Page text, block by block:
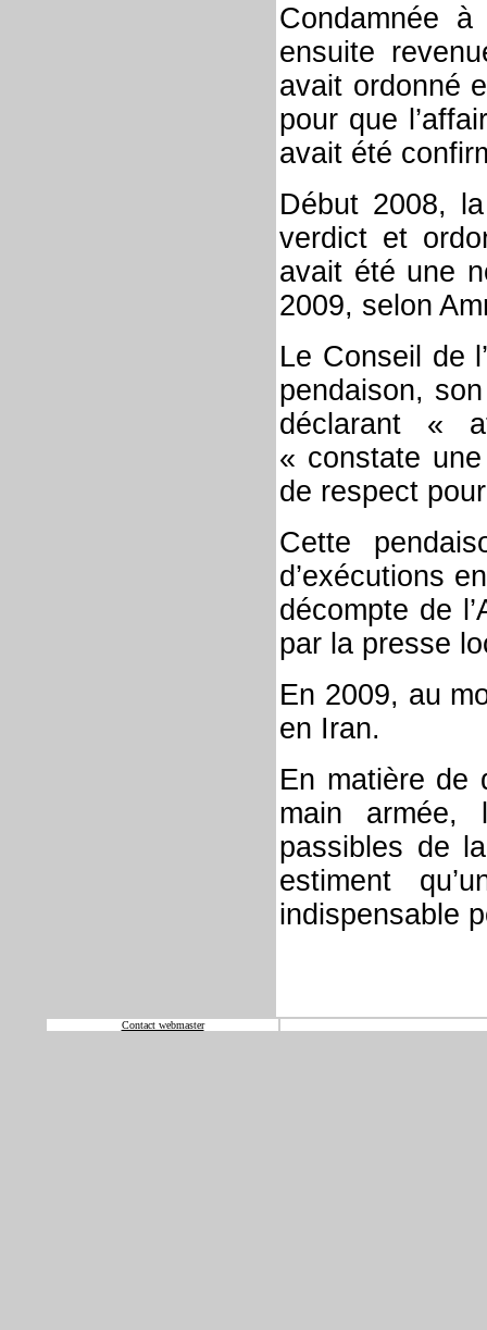
Condamnée
ensuite
avait ordonné
pour que
avait été
Début 2008,
verdict et
avait été une
2009, selon
Le Conseil de
pendaison,
déclarant «
« constate
de respect
Cette
d’exécutions
décompte de
par la presse
En 2009, au
en Iran.
En matière de
main armée,
passibles de
estiment
indispensable
Contact webmaster